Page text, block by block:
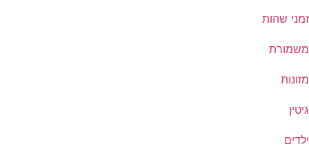
זמני שהות
משמורת
מזונות
גיטין
ילדים